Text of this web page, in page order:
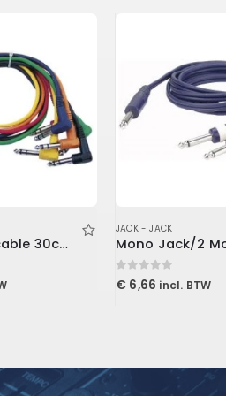
Stereo Patchcable 30cm Hooked and Straight Plug Six Colours
JACK - JACK
0out of 5
€ 6,66 incl. BTW